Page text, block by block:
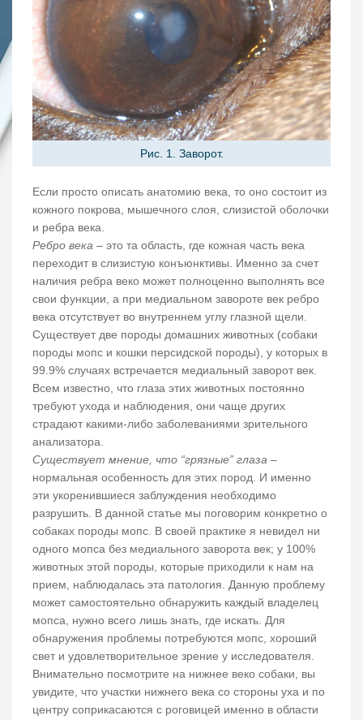
Рис. 1. Заворот.
Если просто описать анатомию века, то оно состоит из
кожного покрова, мышечного слоя, слизистой оболочки
и ребра века.
Ребро века – это та область, где кожная часть века
переходит в слизистую конъюнктивы. Именно за счет
наличия ребра веко может полноценно выполнять все
свои функции, а при медиальном завороте век ребро
века отсутствует во внутреннем углу глазной щели.
Существует две породы домашних животных (собаки
породы мопс и кошки персидской породы), у которых в
99.9% случаях встречается медиальный заворот век.
Всем известно, что глаза этих животных постоянно
требуют ухода и наблюдения, они чаще других
страдают какими-либо заболеваниями зрительного
анализатора.
Существует мнение, что “грязные” глаза –
нормальная особенность для этих пород. И именно
эти укоренившиеся заблуждения необходимо
разрушить. В данной статье мы поговорим конкретно о
собаках породы мопс. В своей практике я невидел ни
одного мопса без медиального заворота век; у 100%
животных этой породы, которые приходили к нам на
прием, наблюдалась эта патология. Данную проблему
может самостоятельно обнаружить каждый владелец
мопса, нужно всего лишь знать, где искать. Для
обнаружения проблемы потребуются мопс, хороший
свет и удовлетворительное зрение у исследователя.
Внимательно посмотрите на нижнее веко собаки, вы
увидите, что участки нижнего века со стороны уха и по
центру соприкасаются с роговицей именно в области